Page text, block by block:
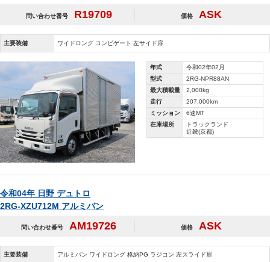
問い合わせ番号 R19709 価格 ASK
主要装備 ワイドロング コンビゲート 左サイド扉
年式
令和02年02月
型式
2RG-NPR88AN
最大積載量
2,000kg
走行
207,000km
ミッション
6速MT
在庫場所
トラックランド
近畿(京都)
令和04年 日野 デュトロ
2RG-XZU712M アルミバン
問い合わせ番号 AM19726 価格 ASK
主要装備 アルミバン ワイドロング 格納PG ラジコン 左スライド扉